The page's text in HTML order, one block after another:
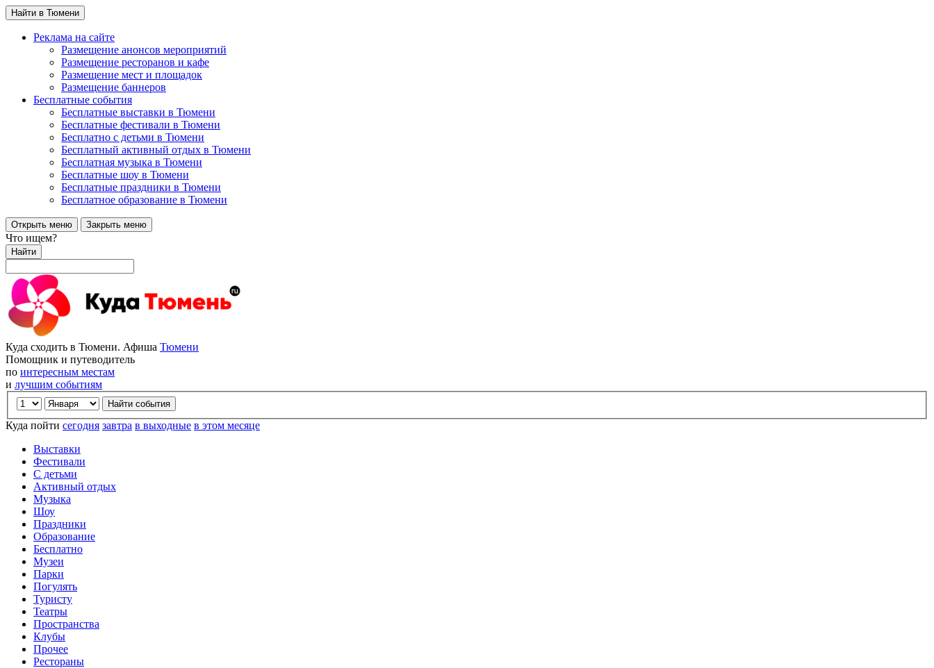
Найти в Тюмени
Реклама на сайте
Размещение анонсов мероприятий
Размещение ресторанов и кафе
Размещение мест и площадок
Размещение баннеров
Бесплатные события
Бесплатные выставки в Тюмени
Бесплатные фестивали в Тюмени
Бесплатно с детьми в Тюмени
Бесплатный активный отдых в Тюмени
Бесплатная музыка в Тюмени
Бесплатные шоу в Тюмени
Бесплатные праздники в Тюмени
Бесплатное образование в Тюмени
Открыть меню Закрыть меню
Что ищем?
Найти
Куда сходить в Тюмени. Афиша Тюмени
Помощник и путеводитель
по интересным местам
и лучшим событиям
Куда пойти сегодня завтра в выходные в этом месяце
Выставки
Фестивали
С детьми
Активный отдых
Музыка
Шоу
Праздники
Образование
Бесплатно
Музеи
Парки
Погулять
Туристу
Театры
Пространства
Клубы
Прочее
Рестораны